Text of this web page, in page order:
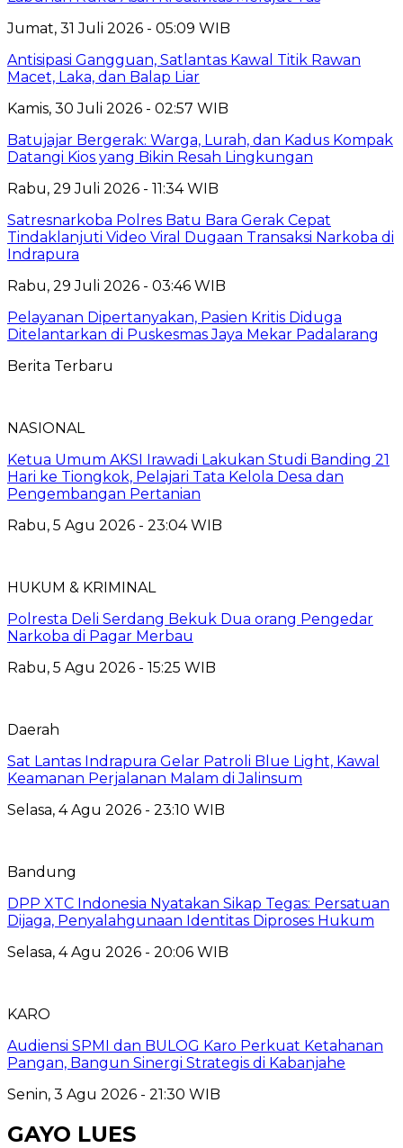
Jumat, 31 Juli 2026 - 05:09 WIB
Antisipasi Gangguan, Satlantas Kawal Titik Rawan
Macet, Laka, dan Balap Liar
Kamis, 30 Juli 2026 - 02:57 WIB
Batujajar Bergerak: Warga, Lurah, dan Kadus Kompak
Datangi Kios yang Bikin Resah Lingkungan
Rabu, 29 Juli 2026 - 11:34 WIB
Satresnarkoba Polres Batu Bara Gerak Cepat
Tindaklanjuti Video Viral Dugaan Transaksi Narkoba di
Indrapura
Rabu, 29 Juli 2026 - 03:46 WIB
Pelayanan Dipertanyakan, Pasien Kritis Diduga
Ditelantarkan di Puskesmas Jaya Mekar Padalarang
Berita Terbaru
NASIONAL
Ketua Umum AKSI Irawadi Lakukan Studi Banding 21
Hari ke Tiongkok, Pelajari Tata Kelola Desa dan
Pengembangan Pertanian
Rabu, 5 Agu 2026 - 23:04 WIB
HUKUM & KRIMINAL
Polresta Deli Serdang Bekuk Dua orang Pengedar
Narkoba di Pagar Merbau
Rabu, 5 Agu 2026 - 15:25 WIB
Daerah
Sat Lantas Indrapura Gelar Patroli Blue Light, Kawal
Keamanan Perjalanan Malam di Jalinsum
Selasa, 4 Agu 2026 - 23:10 WIB
Bandung
DPP XTC Indonesia Nyatakan Sikap Tegas: Persatuan
Dijaga, Penyalahgunaan Identitas Diproses Hukum
Selasa, 4 Agu 2026 - 20:06 WIB
KARO
Audiensi SPMI dan BULOG Karo Perkuat Ketahanan
Pangan, Bangun Sinergi Strategis di Kabanjahe
Senin, 3 Agu 2026 - 21:30 WIB
GAYO LUES